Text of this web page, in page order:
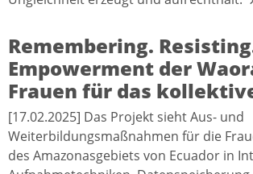
Remembering.
Empowerment der
Frauen für das
[17.02.2025] Das Projekt sieht Aus- und
Weiterbildungsmaßnahmen für die
des Amazonasgebiets von Ecuador in